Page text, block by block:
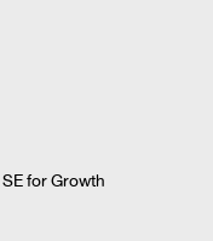
for Growth